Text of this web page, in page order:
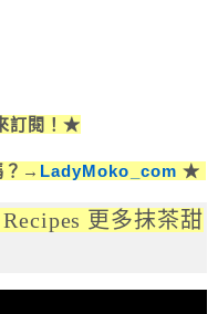
訂閱！★
？→ LadyMoko_com ★
更多抹茶甜